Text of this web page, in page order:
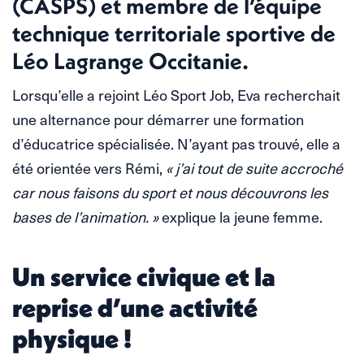
technique territoriale sportive de
Léo Lagrange Occitanie.
Lorsqu’elle a rejoint Léo Sport Job, Eva recherchait
une alternance pour démarrer une formation
d’éducatrice spécialisée. N’ayant pas trouvé, elle a
été orientée vers Rémi, « j’ai tout de suite accroché
car nous faisons du sport et nous découvrons les
bases de l’animation. »explique la jeune femme.
Un service civique et la
reprise d’une activité
physique !